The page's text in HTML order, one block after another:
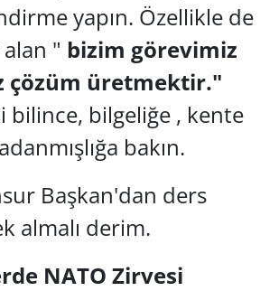
yapın. Özellikle de
alan " bizim görevimiz
çözüm üretmektir."
bilince, bilgeliğe , kente
bakın.
Başkan'dan ders
almalı derim.
NATO Zirvesi